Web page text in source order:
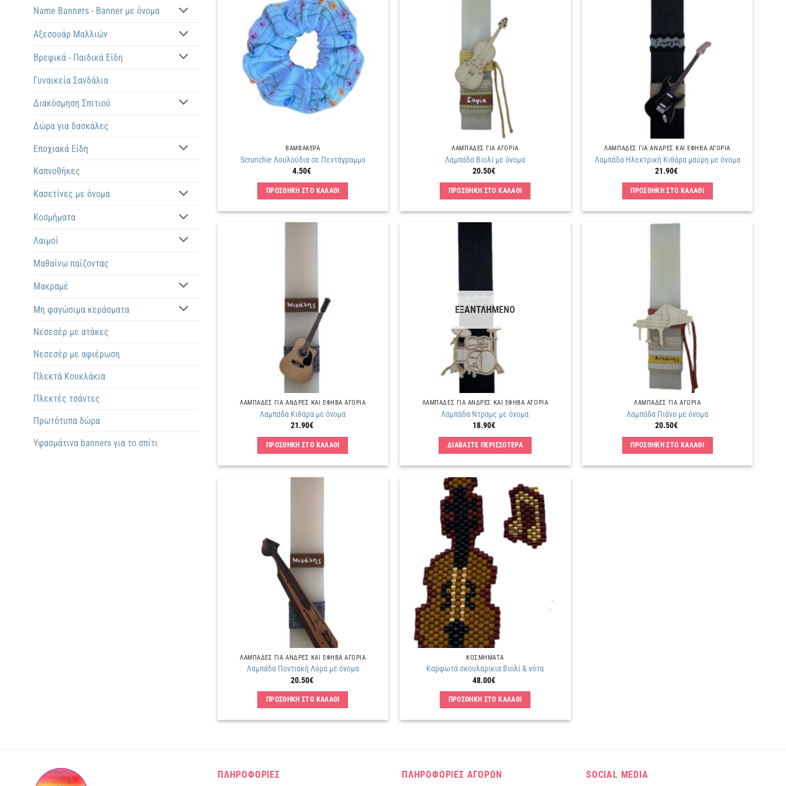
Name Banners - Banner με όνομα
Αξεσουάρ Μαλλιών
Βρεφικά - Παιδικά Είδη
Γυναικεία Σανδάλια
Διακόσμηση Σπιτιού
Δώρα για δασκάλες
Εποχιακά Είδη
Καπνοθήκες
Κασετίνες με όνομα
Κοσμήματα
Λαιμοί
Μαθαίνω παίζοντας
Μακραμέ
Μη φαγώσιμα κεράσματα
Νεσεσέρ με ατάκες
Νεσεσέρ με αφιέρωση
Πλεκτά Kουκλάκια
Πλεκτές τσάντες
Πρωτότυπα δώρα
Υφασμάτινα banners για το σπίτι
λίστα
επιθυμιών
ΒΑΜΒΑΚΕΡΑ
Scrunchie Λουλούδια σε Πεντάγραμμο
4.50€
ΠΡΟΣΘΗΚΗ ΣΤΟ ΚΑΛΑΘΙ
ΛΑΜΠΑΔΕΣ ΓΙΑ ΑΓΟΡΙΑ
Λαμπάδα Βιολί με όνομα
20.50€
ΠΡΟΣΘΗΚΗ ΣΤΟ ΚΑΛΑΘΙ
ΛΑΜΠΑΔΕΣ ΓΙΑ ΑΝΔΡΕΣ ΚΑΙ ΕΦΗΒΑ ΑΓΟΡΙΑ
Λαμπάδα Ηλεκτρική Κιθάρα μαύρη με όνομα
21.90€
ΠΡΟΣΘΗΚΗ ΣΤΟ ΚΑΛΑΘΙ
ΛΑΜΠΑΔΕΣ ΓΙΑ ΑΝΔΡΕΣ ΚΑΙ ΕΦΗΒΑ ΑΓΟΡΙΑ
Λαμπάδα Κιθάρα με όνομα
21.90€
ΠΡΟΣΘΗΚΗ ΣΤΟ ΚΑΛΑΘΙ
ΕΞΑΝΤΛΗΜΕΝΟ
ΛΑΜΠΑΔΕΣ ΓΙΑ ΑΝΔΡΕΣ ΚΑΙ ΕΦΗΒΑ ΑΓΟΡΙΑ
Λαμπάδα Ντραμς με όνομα
18.90€
ΔΙΑΒΑΣΤΕ ΠΕΡΙΣΣΟΤΕΡΑ
ΛΑΜΠΑΔΕΣ ΓΙΑ ΑΓΟΡΙΑ
Λαμπάδα Πιάνο με όνομα
20.50€
ΠΡΟΣΘΗΚΗ ΣΤΟ ΚΑΛΑΘΙ
ΛΑΜΠΑΔΕΣ ΓΙΑ ΑΝΔΡΕΣ ΚΑΙ ΕΦΗΒΑ ΑΓΟΡΙΑ
Λαμπάδα Ποντιακή Λύρα με όνομα
20.50€
ΠΡΟΣΘΗΚΗ ΣΤΟ ΚΑΛΑΘΙ
Πρόσθήκη
στην
λίστα
επιθυμιών
ΚΟΣΜΗΜΑΤΑ
Καρφωτά σκουλαρίκια Βιολί & νότα
48.00€
ΠΡΟΣΘΗΚΗ ΣΤΟ ΚΑΛΑΘΙ
ΠΛΗΡΟΦΟΡΙΕΣ ΠΛΗΡΟΦΟΡΙΕΣ ΑΓΟΡΩΝ SOCIAL MEDIA